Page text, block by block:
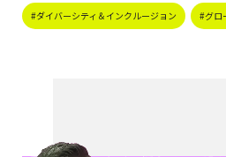
#ダイバーシティ＆インクルージョン #グロ